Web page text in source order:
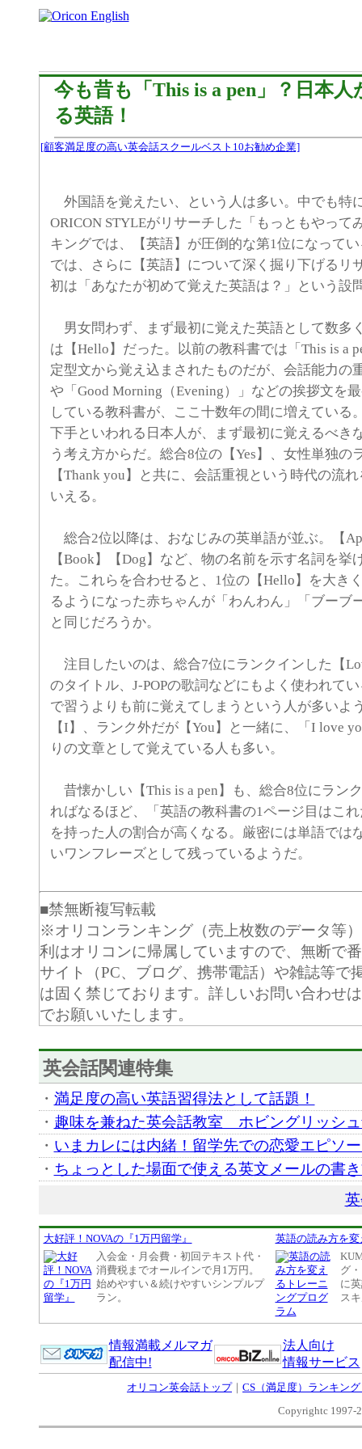
今も昔も「This is a pen」？日本
る英語！
[顧客満足度の高い英会話スクールベスト10お勧め企業]
外国語を覚えたい、という人は多い。中でも特
ORICON STYLEがリサーチした「もっともやって
キングでは、【英語】が圧倒的な第1位になってい
では、さらに【英語】について深く掘り下げるリ
初は「あなたが初めて覚えた英語は？」という設
男女問わず、まず最初に覚えた英語として数多
は【Hello】だった。以前の教科書では「This is a
定型文から覚え込まされたものだが、会話能力の
や「Good Morning（Evening）」などの挨拶文を
している教科書が、ここ十数年の間に増えている
下手といわれる日本人が、まず最初に覚えるべ
う考え方からだ。総合8位の【Yes】、女性単独の
【Thank you】と共に、会話重視という時代の流
いえる。
総合2位以降は、おなじみの英単語が並ぶ。【
【Book】【Dog】など、物の名前を示す名詞を挙
た。これらを合わせると、1位の【Hello】を大き
るようになった赤ちゃんが「わんわん」「ブーブ
と同じだろうか。
注目したいのは、総合7位にランクインした【
のタイトル、J-POPの歌詞などにもよく使われて
で習うよりも前に覚えてしまうという人が多いよ
【I】、ランク外だが【You】と一緒に、「I love
りの文章として覚えている人も多い。
昔懐かしい【This is a pen】も、総合8位にラン
ればなるほど、「英語の教科書の1ページ目はこ
を持った人の割合が高くなる。厳密には単語では
いワンフレーズとして残っているようだ。
■禁無断複写転載
※オリコンランキング（売上枚数のデータ等
利はオリコンに帰属していますので、無断で
サイト（PC、ブログ、携帯電話）や雑誌等で
は固く禁じております。詳しいお問い合わせ
でお願いいたします。
英会話関連特集
・ 満足度の高い英語習得法として話題！
・ 趣味を兼ねた英会話教室 ホビングリッシ
・ いまカレには内緒！留学先での恋愛エピソ
・ ちょっとした場面で使える英文メールの書
大好評！NOVAの『1万円留学』
入会金・月会費・初回テキスト代・
消費税までオールインで月1万円。
始めやすい＆続けやすいシンプルプ
ラン。
英語の読み方を
グ
に
ス
情報満載メルマガ
配信中!
法人向け
情報サービス
オリコン英会話トップ CS（満足度）ランキン
Copyrightc 1997-